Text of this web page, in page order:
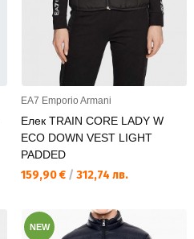
EA7 Emporio Armani
Елек TRAIN CORE LADY W
ECO DOWN VEST LIGHT
PADDED
Текуща цена:
159,90 € / 312,74 лв.
NEW